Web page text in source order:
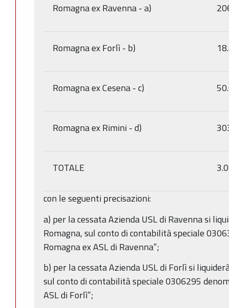
Romagna ex Ravenna - a)
Romagna ex Forlì - b)
Romagna ex Cesena - c)
Romagna ex Rimini - d)
TOTALE
con le seguenti precisazioni:
a) per la cessata Azienda USL di Ravenna si
Romagna, sul conto di contabilità speciale
Romagna ex ASL di Ravenna”;
b) per la cessata Azienda USL di Forlì si
sul conto di contabilità speciale 0306295
ASL di Forlì”;